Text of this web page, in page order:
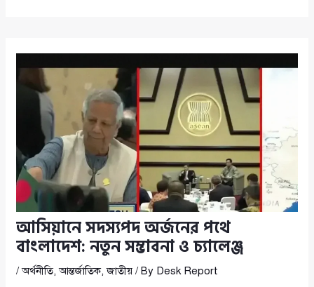
আসিয়ানে সদস্যপদ অর্জনের পথে
বাংলাদেশ: নতুন সম্ভাবনা ও চ্যালেঞ্জ
/অর্থনীতি,আন্তর্জাতিক,জাতীয় / By Desk Report